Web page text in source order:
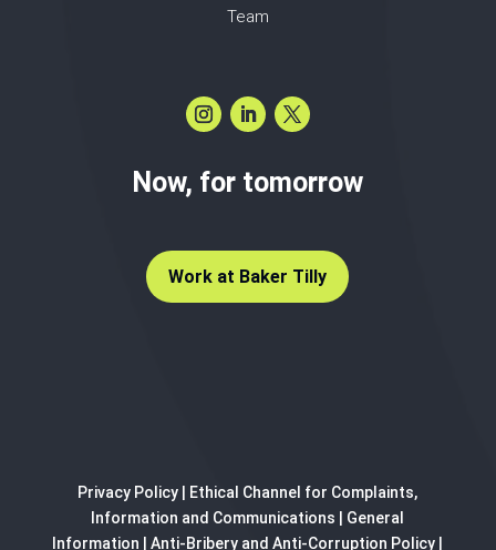
Team
Now, for tomorrow
Work at Baker Tilly
Privacy Policy
Ethical Channel for Complaints,
Information and Communications
General
Information |Anti-Bribery and Anti-Corruption Policy